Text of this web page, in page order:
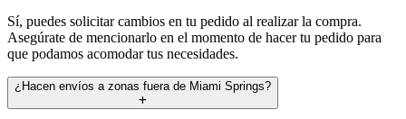
Sí, puedes solicitar cambios en tu pedido al realizar la compra.
Asegúrate de mencionarlo en el momento de hacer tu pedido para
que podamos acomodar tus necesidades.
¿Hacen envíos a zonas fuera de Miami Springs?